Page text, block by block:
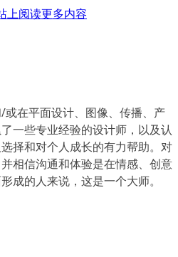
上阅读更多内容
在平面设计、图像、传播、产
一些专业经验的设计师，以及认
择和对个人成长的有力帮助。对
相信沟通和体验是在情感、创意
成的人来说，这是一个大师。